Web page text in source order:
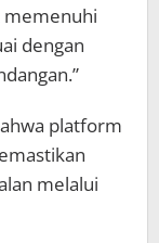
memenuhi
dengan
platform
melalui